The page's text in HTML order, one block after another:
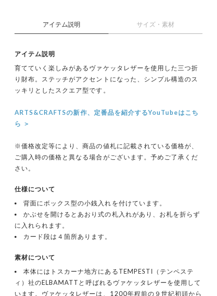
アイテム説明 サイズ・素材
アイテム説明
育てていく楽しみがあるヴァケッタレザーを使用した三つ折
り財布。ステッチがアクセントになった、シンプル構造のス
ッキリとしたスクエア型です。
ARTS&CRAFTSの新作、定番品を紹介するYouTubeはこち
ら ＞
※価格改定等により、商品の値札に記載されている価格が、
ご購入時の価格と異なる場合がございます。予めご了承くだ
さい。
仕様について
背面にボックス型の小銭入れを付けています。
かぶせを開けるとあおり式の札入れがあり、お札を折らず
に入れられます。
カード段は４箇所あります。
素材について
本体にはトスカーナ地方にあるTEMPESTI（テンペステ
ィ）社のELBAMATTと呼ばれるヴァケッタレザーを使用して
います。ヴァケッタレザーは、1200年程前の９世紀初頭から